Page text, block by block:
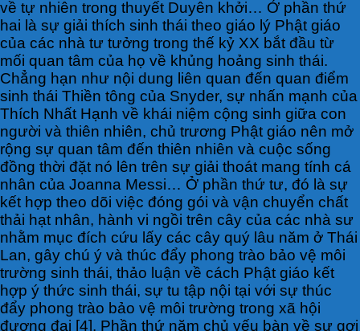
về tự nhiên trong thuyết Duyên khởi… Ở phần thứ
hai là sự giải thích sinh thái theo giáo lý Phật giáo
của các nhà tư tưởng trong thế kỷ XX bắt đầu từ
mối quan tâm của họ về khủng hoảng sinh thái.
Chẳng hạn như nội dung liên quan đến quan điểm
sinh thái Thiền tông của Snyder, sự nhấn mạnh của
Thích Nhất Hạnh về khái niệm cộng sinh giữa con
người và thiên nhiên, chủ trương Phật giáo nên mở
rộng sự quan tâm đến thiên nhiên và cuộc sống
đồng thời đặt nó lên trên sự giải thoát mang tính cá
nhân của Joanna Messi… Ở phần thứ tư, đó là sự
kết hợp theo dõi việc đóng gói và vận chuyển chất
thải hạt nhân, hành vi ngồi trên cây của các nhà sư
nhằm mục đích cứu lấy các cây quý lâu năm ở Thái
Lan, gây chú ý và thúc đẩy phong trào bảo vệ môi
trường sinh thái, thảo luận về cách Phật giáo kết
hợp ý thức sinh thái, sự tu tập nội tại với sự thúc
đẩy phong trào bảo vệ môi trường trong xã hội
đương đại [4]. Phần thứ năm chủ yếu bàn về sự gợi